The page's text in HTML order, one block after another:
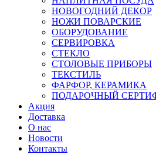
НОВОГОДНИЙ ДЕКОР
НОЖИ ПОВАРСКИЕ
ОБОРУДОВАНИЕ
СЕРВИРОВКА
СТЕКЛО
СТОЛОВЫЕ ПРИБОРЫ
ТЕКСТИЛЬ
ФАРФОР, КЕРАМИКА
ПОДАРОЧНЫЙ
Акция
Доставка
О нас
Новости
Контакты